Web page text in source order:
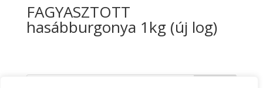
FAGYASZTOTT
hasábburgonya 1kg (új log)